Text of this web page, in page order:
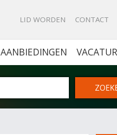
LID WORDEN CONTACT
AANBIEDINGEN